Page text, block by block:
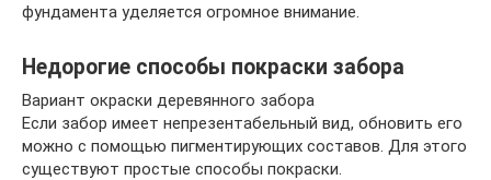
фундамента уделяется огромное внимание.
Недорогие способы покраски забора
Вариант окраски деревянного забора
Если забор имеет непрезентабельный вид, обновить его
можно с помощью пигментирующих составов. Для этого
существуют простые способы покраски.